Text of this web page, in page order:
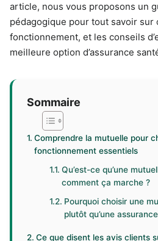
article, nous vous proposons un
pédagogique pour tout savoir sur
fonctionnement, et les conseils
meilleure option d’assurance
Sommaire
Comprendre la mutuelle pour
fonctionnement essentiels
Qu’est-ce qu’une
comment ça marche ?
Pourquoi choisir une
plutôt qu’une
Ce que disent les avis clients